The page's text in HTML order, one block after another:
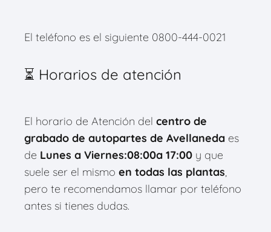
El teléfono es el siguiente 0800-444-0021
⏳ Horarios de atención
El horario de Atención del centro de
grabado de autopartes de Avellaneda es
de Lunes a Viernes:08:00a 17:00 y que
suele ser el mismo en todas las plantas,
pero te recomendamos llamar por teléfono
antes si tienes dudas.